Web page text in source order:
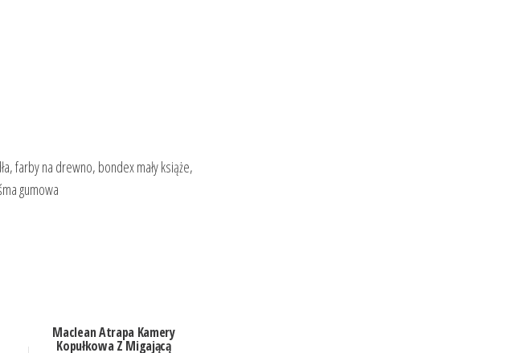
farby na drewno, bondex mały książe,
gumowa
Maclean Atrapa Kamery
Kopułkowa Z Migającą